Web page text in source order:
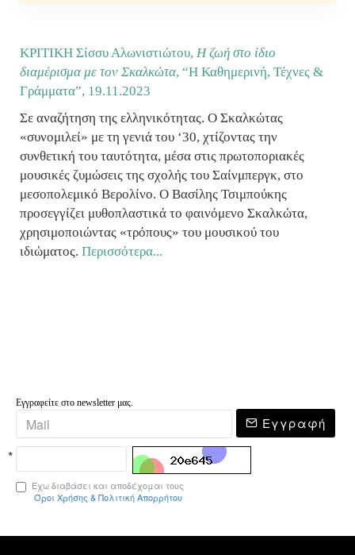
KΡΙΤΙΚΗ Σίσσυ Αλωνιστιώτου, Η ζωή στο ίδιο
διαμέρισμα με τον Σκαλκώτα, “Η Καθημερινή, Τέχνες &
Γράμματα”, 19.11.2023
Σε αναζήτηση της ελληνικότητας. Ο Σκαλκώτας
«συνομιλεί» με τη γενιά του ‘30, χτίζοντας την
συνθετική του ταυτότητα, μέσα στις πρωτοποριακές
μουσικές ζυμώσεις της σχολής του Σαίνμπεργκ, στο
μεσοπολεμικό Βερολίνο. Ο Βασίλης Τσιμπούκης
προσεγγίζει μυθοπλαστικά το φαινόμενο Σκαλκώτα,
χρησιμοποιώντας «τρόπους» του μουσικού του
ιδιώματος. Περισσότερα...
Εγγραφείτε στο newsletter μας.
Εγγραφή
Έχω διαβάσει και αποδέχομαι τους
Όροι Χρήσης & Πολιτική Απορρήτου